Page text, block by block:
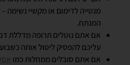
מנטייה לדימום או מקשיי נשימה
המנתח.
אם אתם נוטלים תרופה מדללת
עליכם להפסיק ליטול אותה
אם אתם סובלים ממחלות כמו